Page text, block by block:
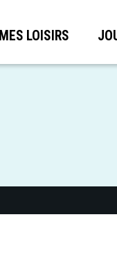
MES LOISIRS